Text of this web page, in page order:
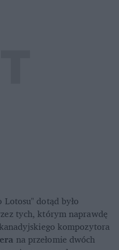
dotąd było
tych, którym naprawdę
na przełomie dwóch